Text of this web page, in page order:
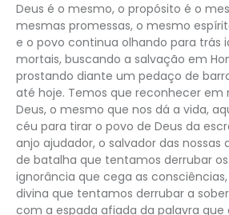
Deus é o mesmo, o propósito é o
mesmas promessas, o mesmo
e o povo continua olhando para trás
mortais, buscando a salvação em
prostando diante um pedaço de
até hoje. Temos que reconhecer em
Deus, o mesmo que nos dá a vida,
céu para tirar o povo de Deus da
anjo ajudador, o salvador das nossas
de batalha que tentamos derrubar
ignorância que cega as
divina que tentamos derrubar a
com a espada afiada da palavra que